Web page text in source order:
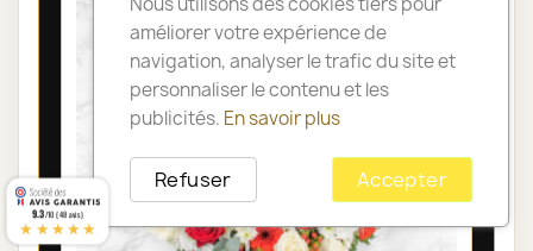
améliorer votre expérience de
navigation, analyser le trafic du site et
personnaliser le contenu et les
publicités. En savoir plus
Accepter
Refuser
9.3/10 (48 avis)
★★★★★